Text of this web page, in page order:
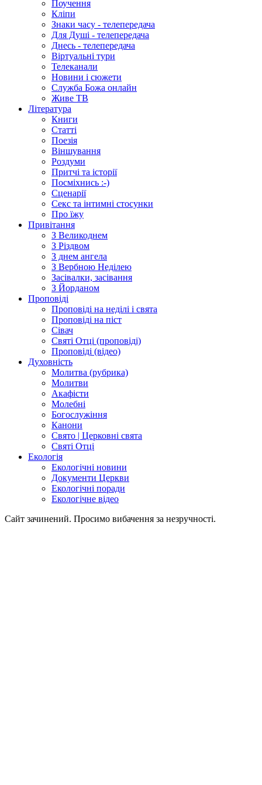
Поучення
Кліпи
Знаки часу - телепередача
Для Душі - телепередача
Днесь - телепередача
Віртуальні тури
Телеканали
Новини і сюжети
Служба Божа онлайн
Живе ТВ
Література
Книги
Статті
Поезія
Віншування
Роздуми
Притчі та історії
Посміхнись :-)
Сценарії
Секс та інтимні стосунки
Про їжу
Привітання
З Великоднем
З Різдвом
З днем ангела
З Вербною Неділею
Засівалки, засівання
З Йорданом
Проповіді
Проповіді на неділі і свята
Проповіді на піст
Сівач
Святі Отці (проповіді)
Проповіді (відео)
Духовність
Молитва (рубрика)
Молитви
Акафісти
Молебні
Богослужіння
Канони
Свято | Церковні свята
Святі Отці
Екологія
Екологічні новини
Документи Церкви
Екологічні поради
Екологічне відео
Сайт зачинений. Просимо вибачення за незручності.